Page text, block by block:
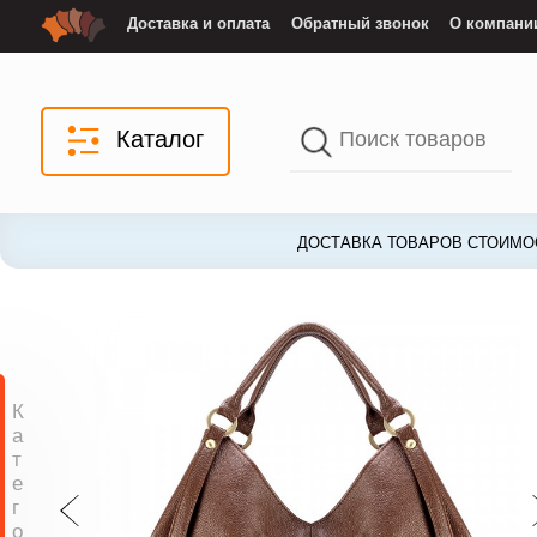
Доставка и оплата Обратный звонок О
Каталог
ДОСТАВКА ТОВАРОВ
К
а
т
е
г
о